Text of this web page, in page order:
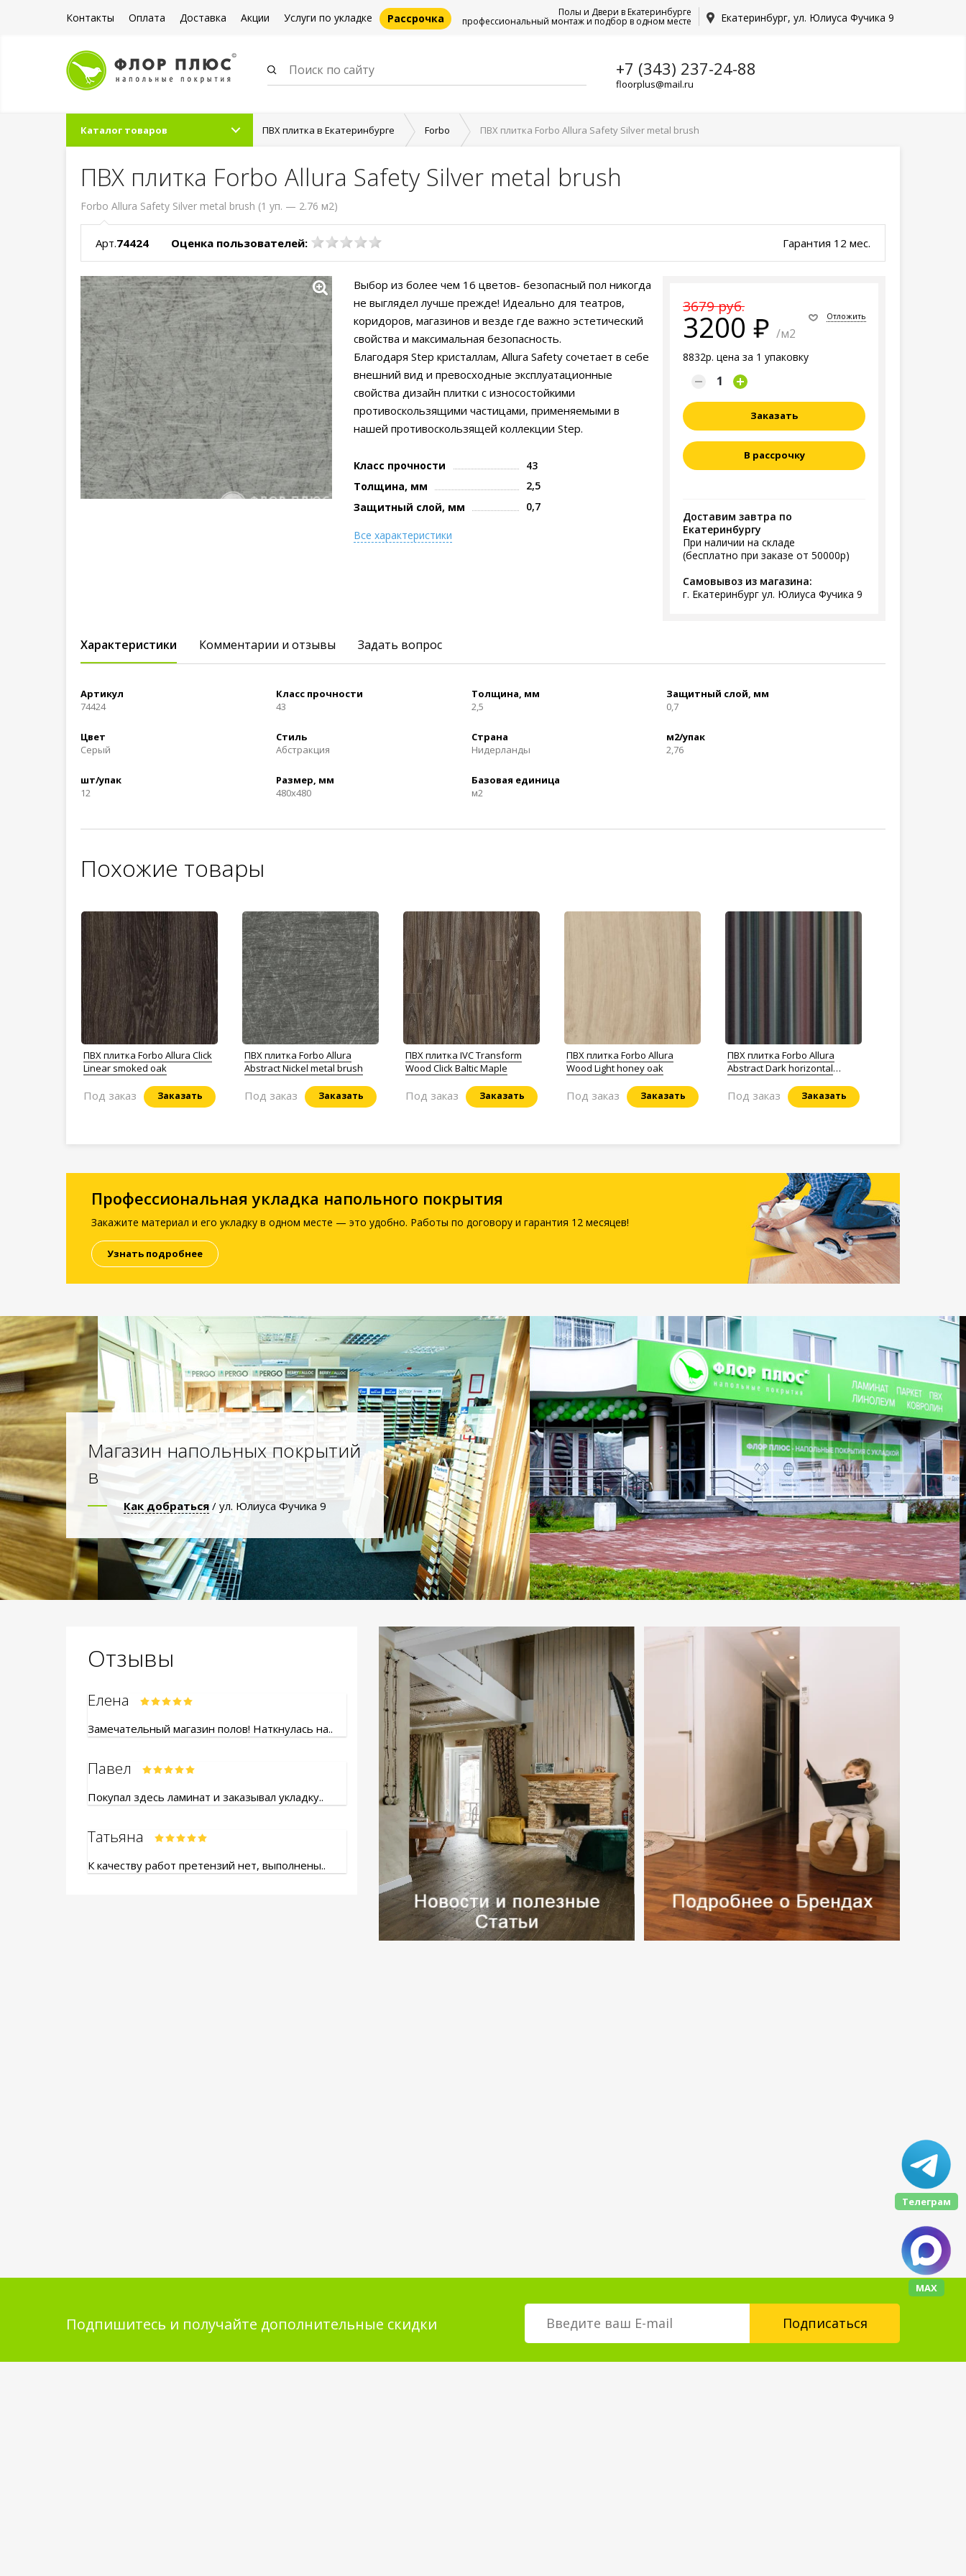
Контакты Оплата Доставка Акции Услуги по укладке Рассрочка Екатеринбург, ул. Юлиуса Фучика 9
Полы и Двери в Екатеринбурге
профессиональный монтаж и подбор в одном месте
+7 (343) 237-24-88
floorplus@mail.ru
Каталог товаров ПВХ плитка в Екатеринбурге Forbo ПВХ плитка Forbo Allura Safety Silver metal brush
ПВХ плитка Forbo Allura Safety Silver metal brush
Forbo Allura Safety Silver metal brush (1 уп. — 2.76 м2)
Арт.74424 Оценка пользователей: Гарантия 12 мес.
3679 руб.
3200 /м2
8832р. цена за 1 упаковку
Отложить
Заказать
В рассрочку
Доставим завтра по
Екатеринбургу
При наличии на складе
(бесплатно при заказе от 50000р)
Самовывоз из магазина:
г. Екатеринбург ул. Юлиуса Фучика 9
Выбор из более чем 16 цветов- безопасный пол никогда
не выглядел лучше прежде! Идеально для театров,
коридоров, магазинов и везде где важно эстетический
свойства и максимальная безопасность.
Благодаря Step кристаллам, Allura Safety сочетает в себе
внешний вид и превосходные эксплуатационные
свойства дизайн плитки с износостойкими
противоскользящими частицами, применяемыми в
нашей противоскользящей коллекции Step.
Класс прочности
43
Толщина, мм
2,5
Защитный слой, мм
0,7
Все характеристики
Характеристики Комментарии и отзывы Задать вопрос
Артикул
74424
Класс прочности
43
Толщина, мм
2,5
Защитный слой, мм
0,7
Цвет
Серый
Стиль
Абстракция
Страна
Нидерланды
м2/упак
2,76
шт/упак
12
Размер, мм
480x480
Базовая единица
м2
Похожие товары
ПВХ плитка Forbo Allura Click
Linear smoked oak
Заказать
Под заказ
ПВХ плитка Forbo Allura
Abstract Nickel metal brush
Заказать
Под заказ
ПВХ плитка IVC Transform
Wood Click Baltic Maple
Заказать
Под заказ
ПВХ плитка Forbo Allura
Wood Light honey oak
Заказать
Под заказ
ПВХ плитка Forbo Allura
Abstract Dark horizontal
Заказать
Под заказ
Профессиональная укладка напольного покрытия
Закажите материал и его укладку в одном месте — это удобно. Работы по договору и гарантия 12 месяцев!
Узнать подробнее
Магазин напольных покрытий
в
Как добраться / ул. Юлиуса Фучика 9
Отзывы
Елена
Замечательный магазин полов! Наткнулась на..
Павел
Покупал здесь ламинат и заказывал укладку..
Татьяна
К качеству работ претензий нет, выполнены..
Подпишитесь и получайте дополнительные скидки
Телеграм
МАХ